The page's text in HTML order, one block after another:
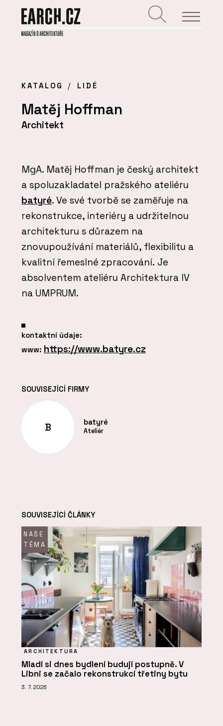
KATALOG LIDÉ
Matěj Hoffman
Architekt
MgA. Matěj Hoffman je český architekt
a spoluzakladatel pražského ateliéru
batyré. Ve své tvorbě se zaměřuje na
rekonstrukce, interiéry a udržitelnou
architekturu s důrazem na
znovupoužívání materiálů, flexibilitu a
kvalitní řemeslné zpracování. Je
absolventem ateliéru Architektura IV
na UMPRUM.
kontaktní údaje:
www: https://www.batyre.cz
SOUVISEJÍCÍ FIRMY
B batyré
Ateliér
SOUVISEJÍCÍ ČLÁNKY
NAŠE
TÉMA
ARCHITEKTURA
Mladí si dnes bydlení budují postupně. V
Libni se začalo rekonstrukcí třetiny bytu
3. 7. 2026